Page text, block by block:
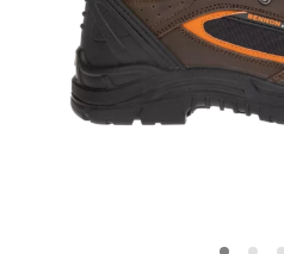
Vrijetijdsschoenen
Tactical